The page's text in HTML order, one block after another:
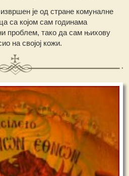
је од стране комуналне
са којом сам годинама
проблем, тако да сам њихову
на својој кожи.